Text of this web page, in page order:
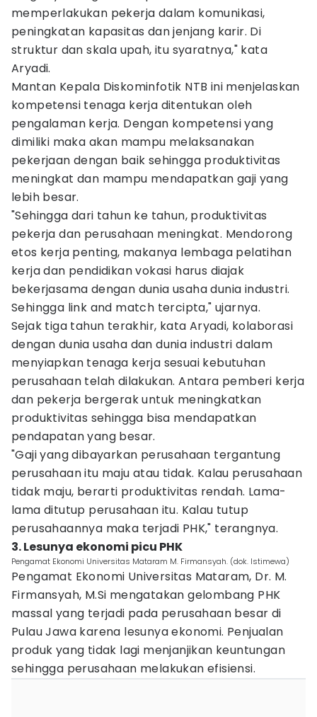
memperlakukan pekerja dalam komunikasi,
peningkatan kapasitas dan jenjang karir. Di
struktur dan skala upah, itu syaratnya," kata
Aryadi.
Mantan Kepala Diskominfotik NTB ini menjelaskan
kompetensi tenaga kerja ditentukan oleh
pengalaman kerja. Dengan kompetensi yang
dimiliki maka akan mampu melaksanakan
pekerjaan dengan baik sehingga produktivitas
meningkat dan mampu mendapatkan gaji yang
lebih besar.
"Sehingga dari tahun ke tahun, produktivitas
pekerja dan perusahaan meningkat. Mendorong
etos kerja penting, makanya lembaga pelatihan
kerja dan pendidikan vokasi harus diajak
bekerjasama dengan dunia usaha dunia industri.
Sehingga link and match tercipta," ujarnya.
Sejak tiga tahun terakhir, kata Aryadi, kolaborasi
dengan dunia usaha dan dunia industri dalam
menyiapkan tenaga kerja sesuai kebutuhan
perusahaan telah dilakukan. Antara pemberi kerja
dan pekerja bergerak untuk meningkatkan
produktivitas sehingga bisa mendapatkan
pendapatan yang besar.
"Gaji yang dibayarkan perusahaan tergantung
perusahaan itu maju atau tidak. Kalau perusahaan
tidak maju, berarti produktivitas rendah. Lama-
lama ditutup perusahaan itu. Kalau tutup
perusahaannya maka terjadi PHK," terangnya.
3. Lesunya ekonomi picu PHK
Pengamat Ekonomi Universitas Mataram M. Firmansyah. (dok. Istimewa)
Pengamat Ekonomi Universitas Mataram, Dr. M.
Firmansyah, M.Si mengatakan gelombang PHK
massal yang terjadi pada perusahaan besar di
Pulau Jawa karena lesunya ekonomi. Penjualan
produk yang tidak lagi menjanjikan keuntungan
sehingga perusahaan melakukan efisiensi.